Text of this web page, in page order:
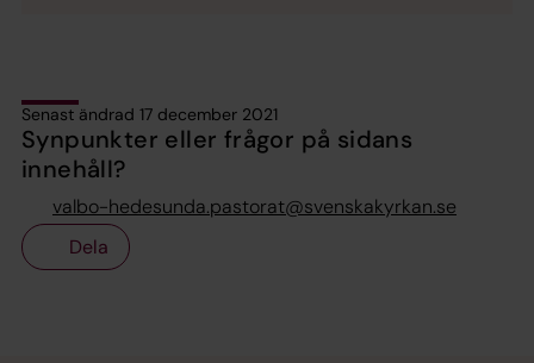
Senast ändrad 17 december 2021
Synpunkter eller frågor på sidans
innehåll?
valbo-hedesunda.pastorat@svenskakyrkan.se
Dela